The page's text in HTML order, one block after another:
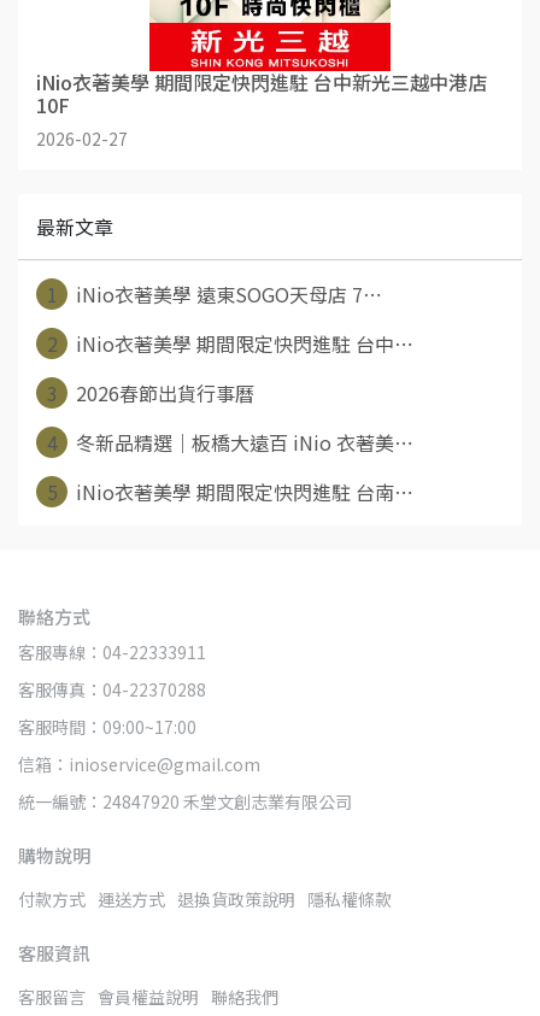
iNio衣著美學 期間限定快閃進駐 台中新光三越中港店
10F
2026-02-27
最新文章
1
iNio衣著美學 遠東SOGO天母店 7⋯
2
iNio衣著美學 期間限定快閃進駐 台中⋯
3
2026春節出貨行事曆
4
冬新品精選｜板橋大遠百 iNio 衣著美⋯
5
iNio衣著美學 期間限定快閃進駐 台南⋯
聯絡方式
客服專線：04-22333911
客服傳真：04-22370288
客服時間：09:00~17:00
信箱：inioservice@gmail.com
統一編號：24847920 禾堂文創志業有限公司
購物說明
付款方式 運送方式 退換貨政策說明 隱私權條款
客服資訊
客服留言 會員權益說明 聯絡我們